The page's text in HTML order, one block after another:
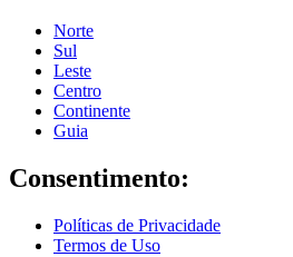
Norte
Sul
Leste
Centro
Continente
Guia
Consentimento:
Políticas de Privacidade
Termos de Uso